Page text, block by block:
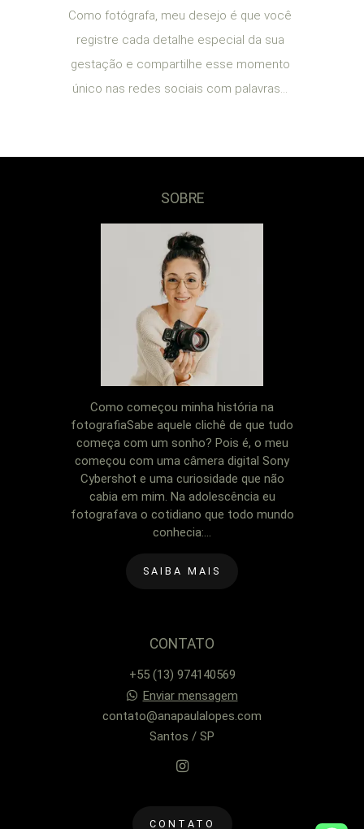
Como fotógrafa, meu desejo é que você
registre cada detalhe especial da sua
gestação e compartilhe esse momento
único nas redes sociais com palavras...
SOBRE
Como começou minha história na
fotografiaSabe aquele clichê de que tudo
começa com um sonho? Pois é, o meu
começou com uma câmera digital Sony
Cybershot e uma curiosidade que não
cabia em mim. Na adolescência eu
fotografava o cotidiano que todo mundo
conhecia:...
SAIBA MAIS
CONTATO
+55 (13) 974140569
Enviar mensagem
contato@anapaulalopes.com
Santos / SP
CONTATO